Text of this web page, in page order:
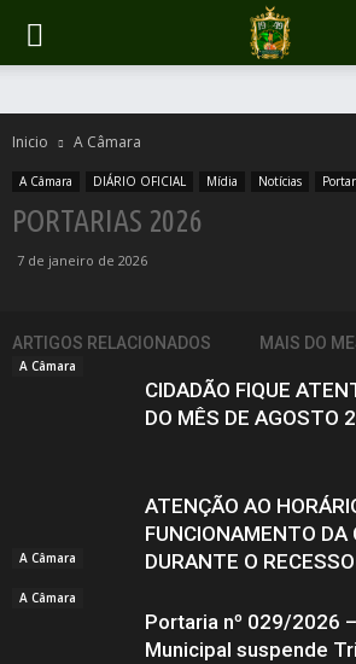
Inicio A Câmara
A Câmara DIÁRIO OFICIAL Mídia Notícias
PORTARIAS 2026
7 de janeiro de 2026
ARTIGOS RELACIONADOS MAIS DO
A Câmara
CIDADÃO FIQUE
DO MÊS DE AGOSTO
A Câmara
ATENÇÃO AO
FUNCIONAMENTO DA
DURANTE O
A Câmara
Portaria nº 029/2026
Municipal suspende